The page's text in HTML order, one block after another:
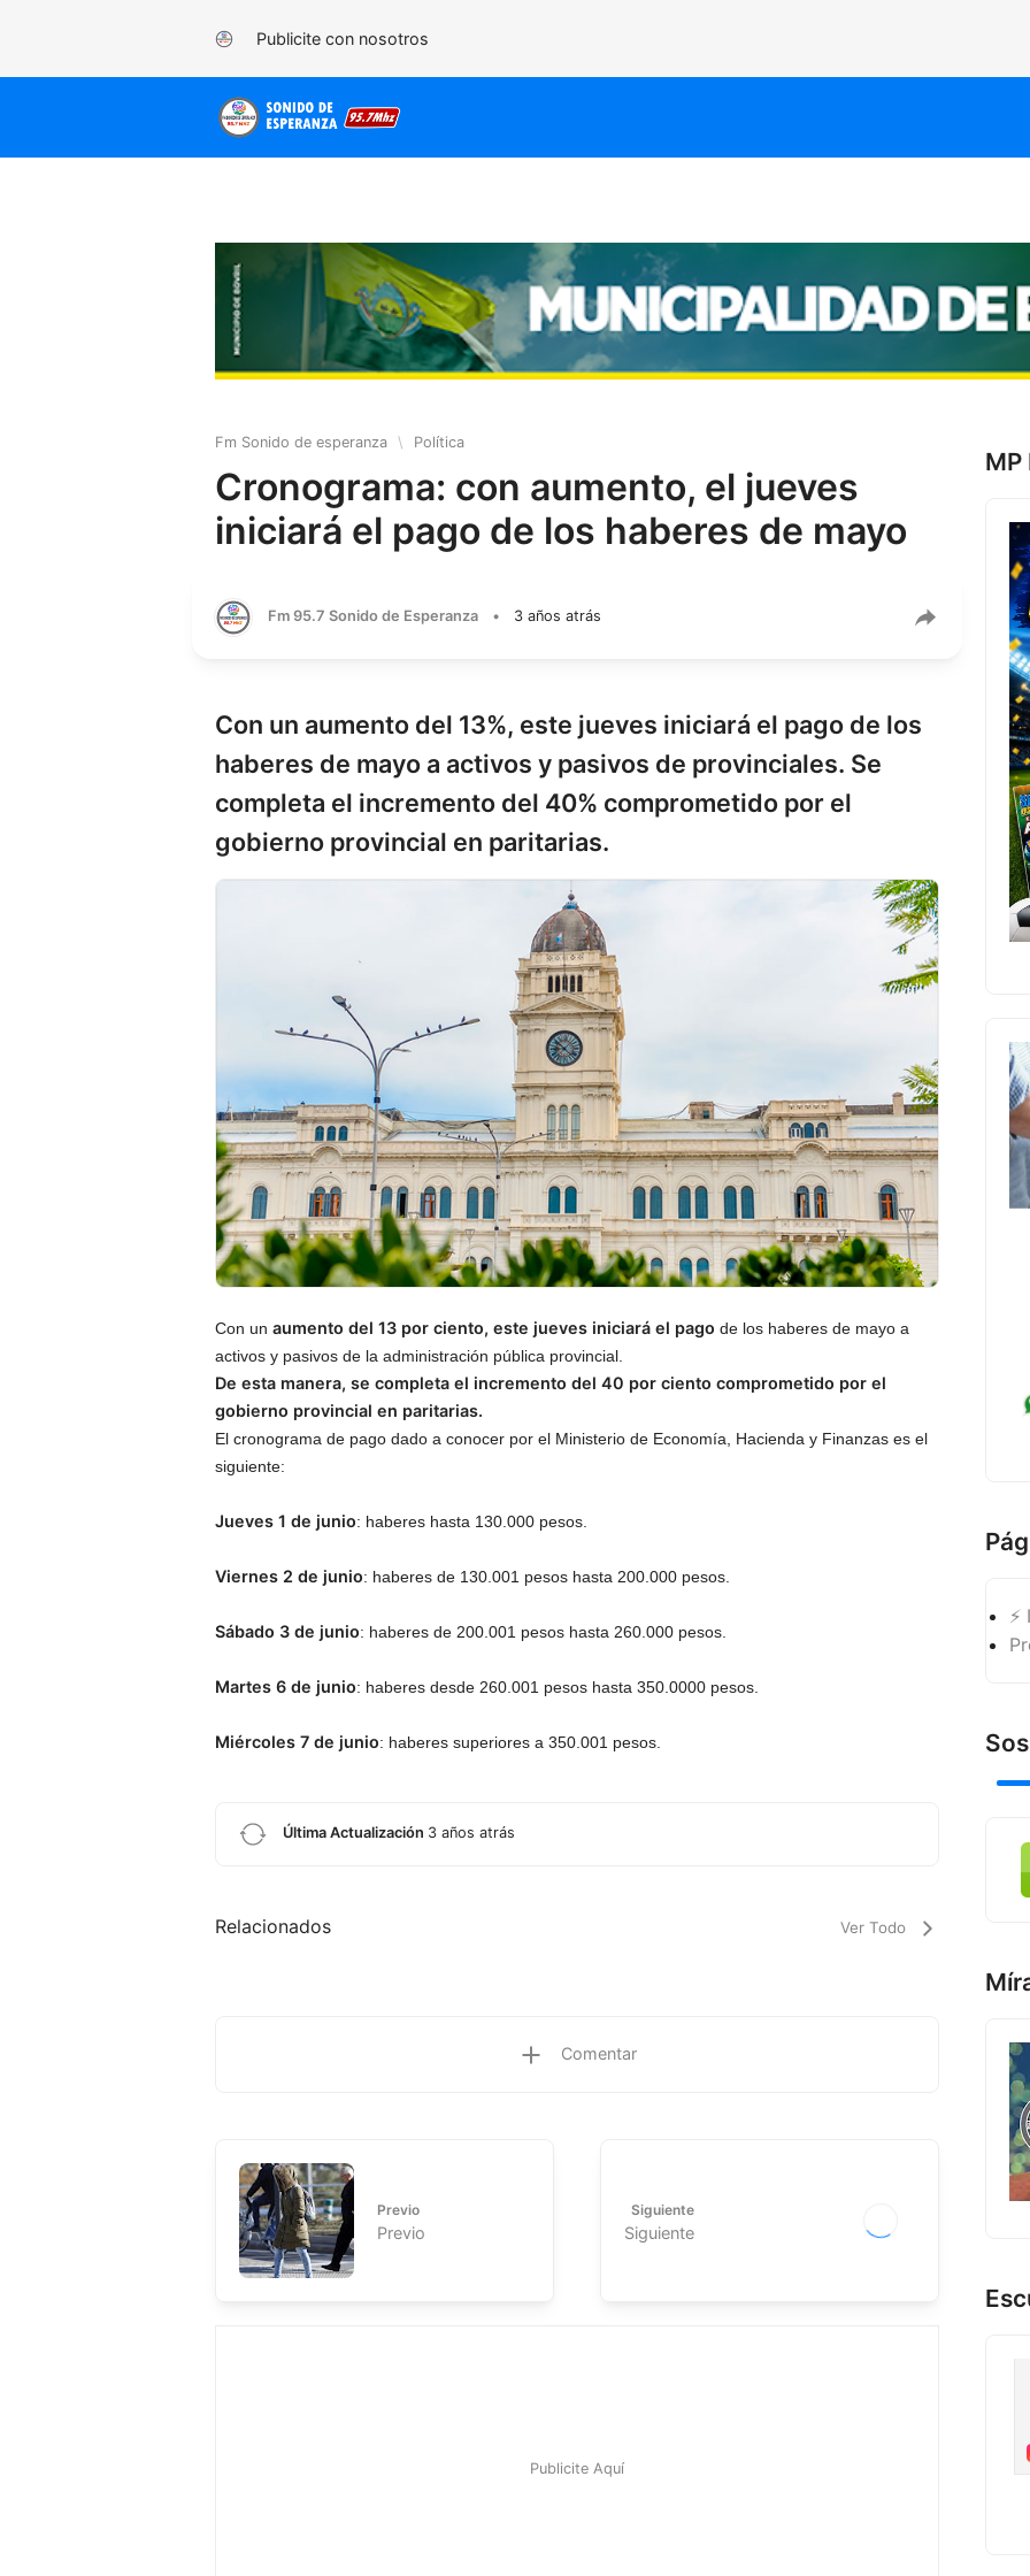
Publicite con nosotros
Fm Sonido de esperanza \ Política
Cronograma: con aumento, el jueves
iniciará el pago de los haberes de mayo
Fm 95.7 Sonido de Esperanza • 3 años atrás
Con un aumento del 13%, este jueves iniciará el pago de los
haberes de mayo a activos y pasivos de provinciales. Se
completa el incremento del 40% comprometido por el
gobierno provincial en paritarias.
Con un aumento del 13 por ciento, este jueves iniciará el pago de los haberes de mayo a
activos y pasivos de la administración pública provincial.
De esta manera, se completa el incremento del 40 por ciento comprometido por el
gobierno provincial en paritarias.
El cronograma de pago dado a conocer por el Ministerio de Economía, Hacienda y Finanzas es el
siguiente:
Jueves 1 de junio: haberes hasta 130.000 pesos.
Viernes 2 de junio: haberes de 130.001 pesos hasta 200.000 pesos.
Sábado 3 de junio: haberes de 200.001 pesos hasta 260.000 pesos.
Martes 6 de junio: haberes desde 260.001 pesos hasta 350.0000 pesos.
Miércoles 7 de junio: haberes superiores a 350.001 pesos.
Última Actualización 3 años atrás
Relacionados Ver Todo
Comentar
Previo
Previo
Siguiente
Siguiente
MP